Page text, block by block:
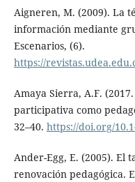
Aigneren, M. (2009). La
información mediante
Escenarios, (6).
https://
Amaya Sierra, A.F.
participativa como
32–40. https://doi.org/
Ander-Egg, E. (2005). El
renovación pedagógica.